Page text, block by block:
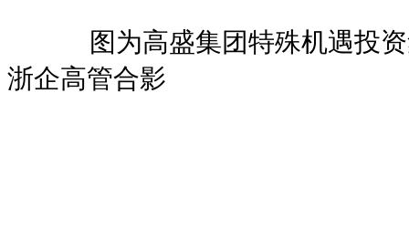
图为高盛集团特殊机遇投
浙企高管合影